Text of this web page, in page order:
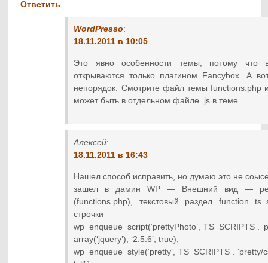
Ответить
WordPresso:
18.11.2011 в 10:05
Это явно особенности темы, потому что
открываются только плагином Fancybox. А
непорядок. Смотрите файл темы functions.php
может быть в отдельном файле .js в теме.
Алексей:
18.11.2011 в 16:43
Нашел способ исправить, но думаю это не
зашел в дамин WP — Внешний вид —
(functions.php), текстовый раздел function
строчки
wp_enqueue_script(‘prettyPhoto’, TS_SCRIPTS .
array(‘jquery’), ‘2.5.6’, true);
wp_enqueue_style(‘pretty’, TS_SCRIPTS . ‘pretty/